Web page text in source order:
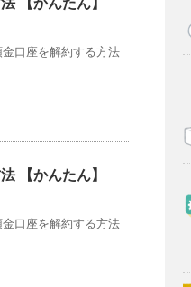
【かんたん】
金口座を解約する方法
【かんたん】
金口座を解約する方法